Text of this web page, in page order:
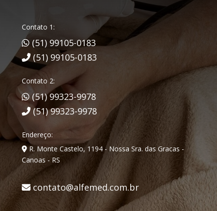
Contato 1:
(51) 99105-0183
(51) 99105-0183
Contato 2:
(51) 99323-9978
(51) 99323-9978
Endereço:
R. Monte Castelo, 1194 - Nossa Sra. das Gracas -
Canoas - RS
contato@alfemed.com.br